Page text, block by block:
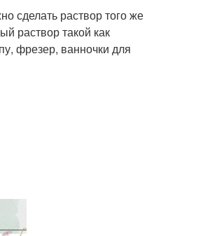
сделать раствор того же
раствор такой как
фрезер, ванночки для